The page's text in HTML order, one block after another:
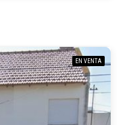
EN VENTA